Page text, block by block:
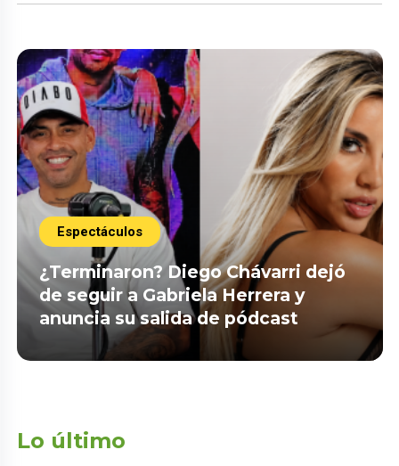
Espectáculos
¿Terminaron? Diego Chávarri dejó
de seguir a Gabriela Herrera y
anuncia su salida de pódcast
Lo último